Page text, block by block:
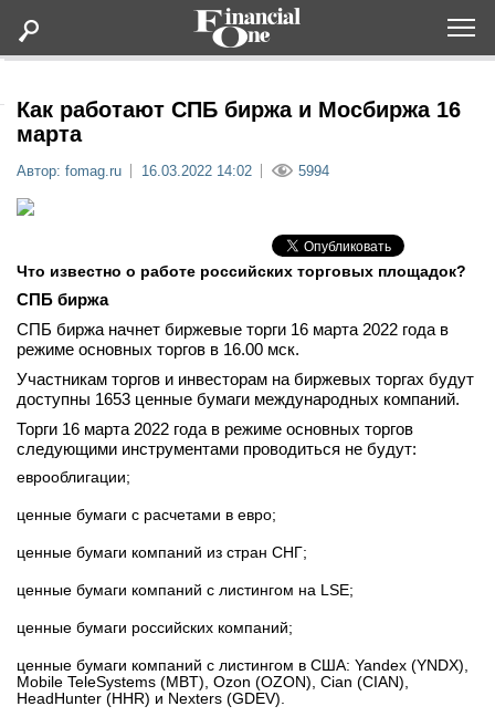
Статьи
Lifestyle
Мероприятия
Новости
Интервью
вконтакте
Стать автором
Вход
Как работают СПБ биржа и Мосбиржа 16
марта
Автор: fomag.ru 16.03.2022 14:02 5994
Что известно о работе российских торговых площадок?
СПБ биржа
СПБ биржа начнет биржевые торги 16 марта 2022 года в
режиме основных торгов в 16.00 мск.
Участникам торгов и инвесторам на биржевых торгах будут
доступны 1653 ценные бумаги международных компаний.
Торги 16 марта 2022 года в режиме основных торгов
следующими инструментами проводиться не будут:
еврооблигации;
ценные бумаги с расчетами в евро;
ценные бумаги компаний из стран СНГ;
ценные бумаги компаний с листингом на LSE;
ценные бумаги российских компаний;
ценные бумаги компаний с листингом в США: Yandex (YNDX),
Mobile TeleSystems (MBT), Ozon (OZON), Cian (CIAN),
HeadHunter (HHR) и Nexters (GDEV).